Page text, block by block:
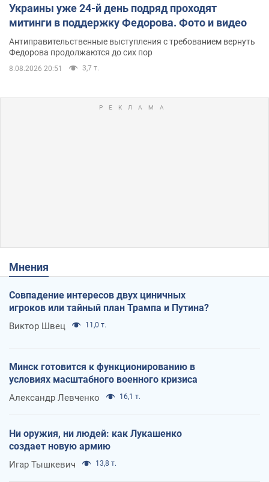
Украины уже 24-й день подряд проходят
митинги в поддержку Федорова. Фото и видео
Антиправительственные выступления с требованием вернуть
Федорова продолжаются до сих пор
8.08.2026 20:51 3,7 т.
Мнения
Совпадение интересов двух циничных
игроков или тайный план Трампа и Путина?
Виктор Швец 11,0 т.
Минск готовится к функционированию в
условиях масштабного военного кризиса
Александр Левченко 16,1 т.
Ни оружия, ни людей: как Лукашенко
создает новую армию
Игар Тышкевич 13,8 т.